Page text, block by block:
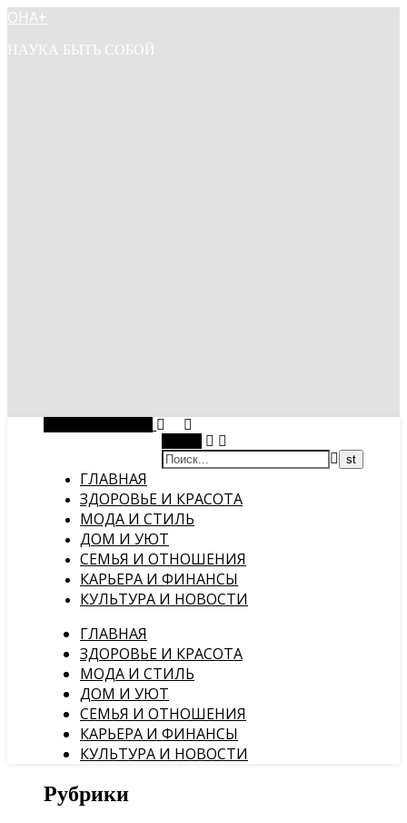
ОНА+
НАУКА БЫТЬ СОБОЙ
ГЛАВНАЯ
ЗДОРОВЬЕ И КРАСОТА
МОДА И СТИЛЬ
ДОМ И УЮТ
СЕМЬЯ И ОТНОШЕНИЯ
КАРЬЕРА И ФИНАНСЫ
КУЛЬТУРА И НОВОСТИ
ГЛАВНАЯ
ЗДОРОВЬЕ И КРАСОТА
МОДА И СТИЛЬ
ДОМ И УЮТ
СЕМЬЯ И ОТНОШЕНИЯ
КАРЬЕРА И ФИНАНСЫ
КУЛЬТУРА И НОВОСТИ
Рубрики